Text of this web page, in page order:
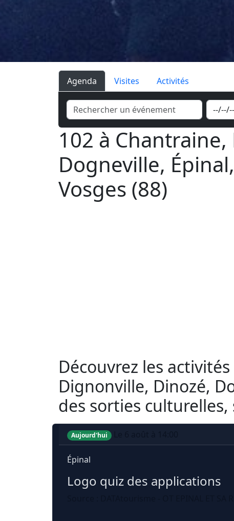
Agenda Visites Activités
102 à
Dogneville,
Vosges (88)
Découvrez les
Dignonville, Dinozé,
des sorties
Aujourd'hui Le 6 août à 14:00
Épinal
Logo quiz des applications